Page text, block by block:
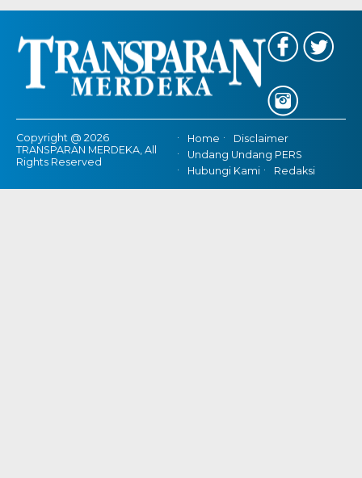
Copyright @ 2026
TRANSPARAN MERDEKA, All
Rights Reserved
Home
Disclaimer
Undang Undang PERS
Hubungi Kami
Redaksi